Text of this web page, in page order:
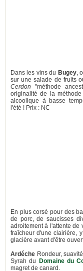
Dans les vins du Bugey,
sur une salade de fruits
Cerdon "méthode
originalité de la
alcoolique à basse
l'été ! Prix : NC
En plus corsé pour des
de porc, de saucisses
adroitement à l'attente de
fraîcheur d'une clairière,
glacière avant d'être
Ardéche Rondeur,
Syrah du
Domaine du
magret de canard.